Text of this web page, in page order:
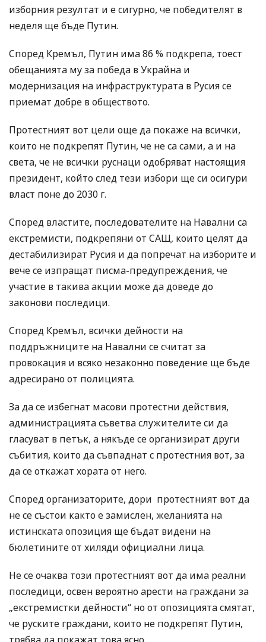
изборния резултат и е сигурно, че победителят в
неделя ще бъде Путин.
Според Кремъл, Путин има 86 % подкрепа, тоест
обещанията му за победа в Украйна и
модернизация на инфраструктурата в Русия се
приемат добре в обществото.
Протестният вот цели още да покаже на всички,
които не подкрепят Путин, че не са сами, а и на
света, че не всички руснаци одобряват настоящия
президент, който след тези избори ще си осигури
власт поне до 2030 г.
Според властите, последователите на Навални са
екстремисти, подкрепяни от САЩ, които целят да
дестабилизират Русия и да попречат на изборите и
вече се изпращат писма-предупреждения, че
участие в такива акции може да доведе до
законови последици.
Според Кремъл, всички дейности на
поддръжниците на Навални се считат за
провокация и всяко незаконно поведение ще бъде
адресирано от полицията.
За да се избегнат масови протестни действия,
администрацията съветва служителите си да
гласуват в петък, а някъде се организират други
събития, които да съвпаднат с протестния вот, за
да се откажат хората от него.
Според организаторите, дори протестният вот да
не се състои както е замислен, желанията на
истинската опозиция ще бъдат видени на
бюлетините от хиляди официални лица.
Не се очаква този протестният вот да има реални
последици, освен вероятно арести на граждани за
„екстремистки дейности“ но от опозицията смятат,
че руските граждани, които не подкрепят Путин,